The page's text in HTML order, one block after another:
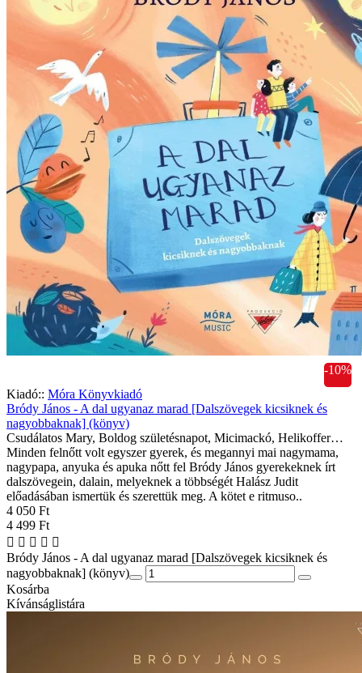
-10%
Kiadó:: Móra Könyvkiadó
Bródy János - A dal ugyanaz marad [Dalszövegek kicsiknek és
nagyobbaknak] (könyv)
Csudálatos Mary, Boldog születésnapot, Micimackó, Helikoffer…
Minden felnőtt volt egyszer gyerek, és megannyi mai nagymama,
nagypapa, anyuka és apuka nőtt fel Bródy János gyerekeknek írt
dalszövegein, dalain, melyeknek a többségét Halász Judit
előadásában ismertük és szerettük meg. A kötet e ritmuso..
4 050 Ft
4 499 Ft
Bródy János - A dal ugyanaz marad [Dalszövegek kicsiknek és
nagyobbaknak] (könyv)
Kosárba
Kívánságlistára